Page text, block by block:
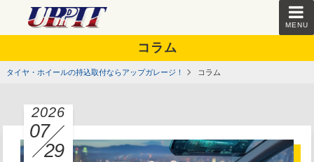
MENU
コラム
タイヤ・ホイールの持込取付ならアップガレージ！ コラム
2026
07
29